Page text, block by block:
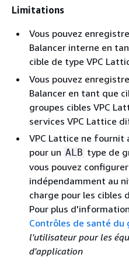
Limitations
Vous pouvez
Balancer interne en
cible de type VPC
Vous pouvez
Balancer en tant que
groupes cibles VPC
services VPC Lattice
VPC Lattice ne fournit
pour un ALB type de
vous pouvez
indépendamment au
charge pour les cibles
Pour plus
Contrôles de santé du
l'utilisateur pour les
d'application